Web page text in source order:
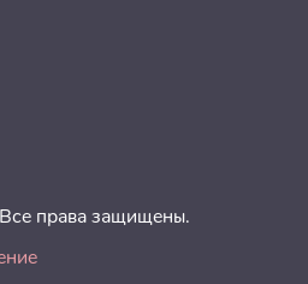
права защищены.